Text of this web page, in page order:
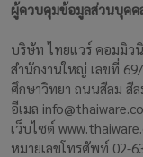
ผู้ควบคุมข้อมูลส่วนบุคค
บริษัท ไทยแวร์ คอมมิว
สำนักงานใหญ่ เลขที่
ศึกษาวิทยา ถนนสีลม สี
อีเมล
เว็บไซต์
หมายเลขโทรศัพท์ 02-